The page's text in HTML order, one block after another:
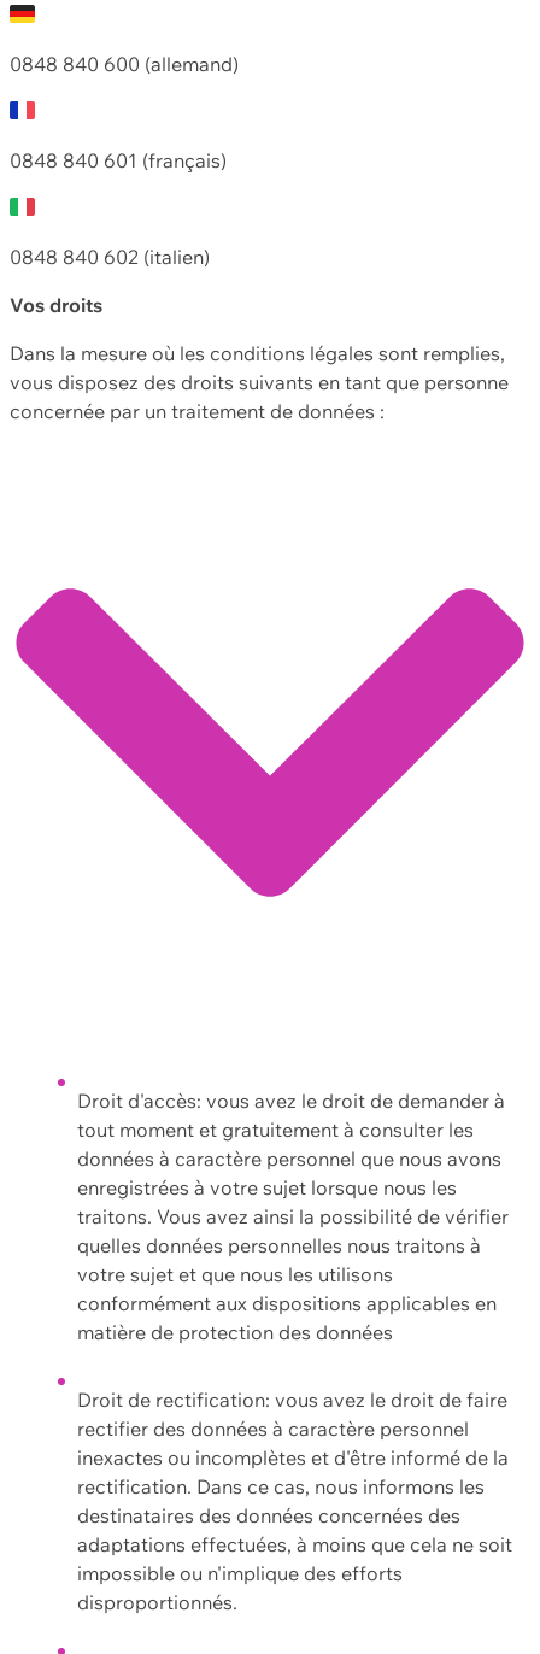
0848 840 600 (allemand)
0848 840 601 (français)
0848 840 602 (italien)
Vos droits
Dans la mesure où les conditions légales sont remplies,
vous disposez des droits suivants en tant que personne
concernée par un traitement de données :
Droit d'accès: vous avez le droit de demander à
tout moment et gratuitement à consulter les
données à caractère personnel que nous avons
enregistrées à votre sujet lorsque nous les
traitons. Vous avez ainsi la possibilité de vérifier
quelles données personnelles nous traitons à
votre sujet et que nous les utilisons
conformément aux dispositions applicables en
matière de protection des données
Droit de rectification: vous avez le droit de faire
rectifier des données à caractère personnel
inexactes ou incomplètes et d'être informé de la
rectification. Dans ce cas, nous informons les
destinataires des données concernées des
adaptations effectuées, à moins que cela ne soit
impossible ou n'implique des efforts
disproportionnés.